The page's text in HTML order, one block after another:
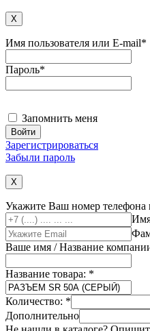
X
Имя пользователя или E-mail*
Пароль*
Запомнить меня
Зарегистрироваться
Забыли пароль
X
Укажите Ваш номер телефона
Ваше имя / Название
Название товара: *
Количество: *
Дополнительно